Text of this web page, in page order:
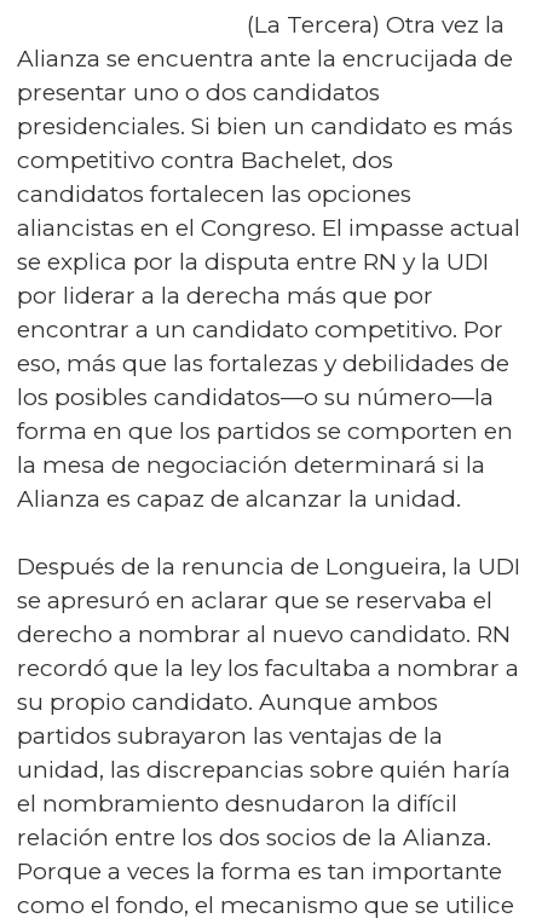
(La Tercera) Otra vez la
Alianza se encuentra ante la encrucijada de
presentar uno o dos candidatos
presidenciales. Si bien un candidato es más
competitivo contra Bachelet, dos
candidatos fortalecen las opciones
aliancistas en el Congreso. El impasse actual
se explica por la disputa entre RN y la UDI
por liderar a la derecha más que por
encontrar a un candidato competitivo. Por
eso, más que las fortalezas y debilidades de
los posibles candidatos—o su número—la
forma en que los partidos se comporten en
la mesa de negociación determinará si la
Alianza es capaz de alcanzar la unidad.
Después de la renuncia de Longueira, la UDI
se apresuró en aclarar que se reservaba el
derecho a nombrar al nuevo candidato. RN
recordó que la ley los facultaba a nombrar a
su propio candidato. Aunque ambos
partidos subrayaron las ventajas de la
unidad, las discrepancias sobre quién haría
el nombramiento desnudaron la difícil
relación entre los dos socios de la Alianza.
Porque a veces la forma es tan importante
como el fondo, el mecanismo que se utilice